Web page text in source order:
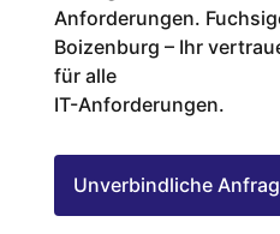
Anforderungen.
Boizenburg – Ihr
für alle
IT-Anforderungen.
Unverbindliche